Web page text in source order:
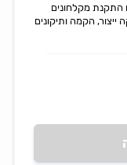
התקנת מקלחונים
ייצור, הקמה ותיקונים